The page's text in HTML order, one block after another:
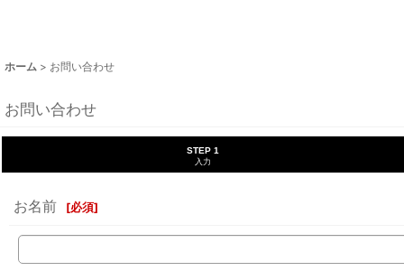
ホーム > お問い合わせ
お問い合わせ
STEP 1
入力
お名前 [必須]